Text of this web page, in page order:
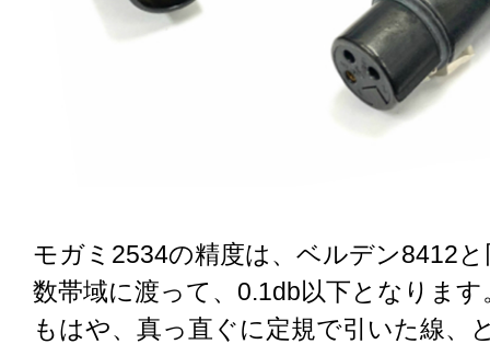
モガミ2534の精度は、ベルデン8412
数帯域に渡って、0.1db以下となりま
もはや、真っ直ぐに定規で引いた線、